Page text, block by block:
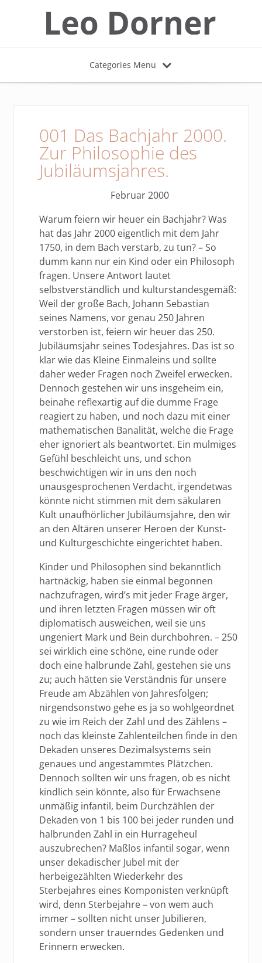
Categories Menu
001 Das Bachjahr 2000.
Zur Philosophie des
Jubiläumsjahres.
Februar 2000
Warum feiern wir heuer ein Bachjahr? Was
hat das Jahr 2000 eigentlich mit dem Jahr
1750, in dem Bach verstarb, zu tun? – So
dumm kann nur ein Kind oder ein Philosoph
fragen. Unsere Antwort lautet
selbstverständlich und kulturstandesgemäß:
Weil der große Bach, Johann Sebastian
seines Namens, vor genau 250 Jahren
verstorben ist, feiern wir heuer das 250.
Jubiläumsjahr seines Todesjahres. Das ist so
klar wie das Kleine Einmaleins und sollte
daher weder Fragen noch Zweifel erwecken.
Dennoch gestehen wir uns insgeheim ein,
beinahe reflexartig auf die dumme Frage
reagiert zu haben, und noch dazu mit einer
mathematischen Banalität, welche die Frage
eher ignoriert als beantwortet. Ein mulmiges
Gefühl beschleicht uns, und schon
beschwichtigen wir in uns den noch
unausgesprochenen Verdacht, irgendetwas
könnte nicht stimmen mit dem säkularen
Kult unaufhörlicher Jubiläumsjahre, den wir
an den Altären unserer Heroen der Kunst-
und Kulturgeschichte eingerichtet haben.
Kinder und Philosophen sind bekanntlich
hartnäckig, haben sie einmal begonnen
nachzufragen, wird’s mit jeder Frage ärger,
und ihren letzten Fragen müssen wir oft
diplomatisch ausweichen, weil sie uns
ungeniert Mark und Bein durchbohren. – 250
sei wirklich eine schöne, eine runde oder
doch eine halbrunde Zahl, gestehen sie uns
zu; auch hätten sie Verständnis für unsere
Freude am Abzählen von Jahresfolgen;
nirgendsonstwo gehe es ja so wohlgeordnet
zu wie im Reich der Zahl und des Zählens –
noch das kleinste Zahlenteilchen finde in den
Dekaden unseres Dezimalsystems sein
genaues und angestammtes Plätzchen.
Dennoch sollten wir uns fragen, ob es nicht
kindlich sein könnte, also für Erwachsene
unmäßig infantil, beim Durchzählen der
Dekaden von 1 bis 100 bei jeder runden und
halbrunden Zahl in ein Hurrageheul
auszubrechen? Maßlos infantil sogar, wenn
unser dekadischer Jubel mit der
herbeigezählten Wiederkehr des
Sterbejahres eines Komponisten verknüpft
wird, denn Sterbejahre – von wem auch
immer – sollten nicht unser Jubilieren,
sondern unser trauerndes Gedenken und
Erinnern erwecken.